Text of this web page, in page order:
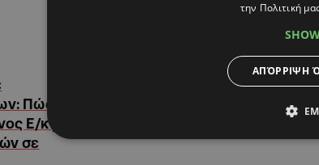
Πώς
Ε/κ με
σε
την Πολιτική
ΑΠΌΡΡΙΨΗ